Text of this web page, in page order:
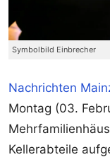
Symbolbild Einbrecher
Nachrichten
Montag (03.
Kellerabteile